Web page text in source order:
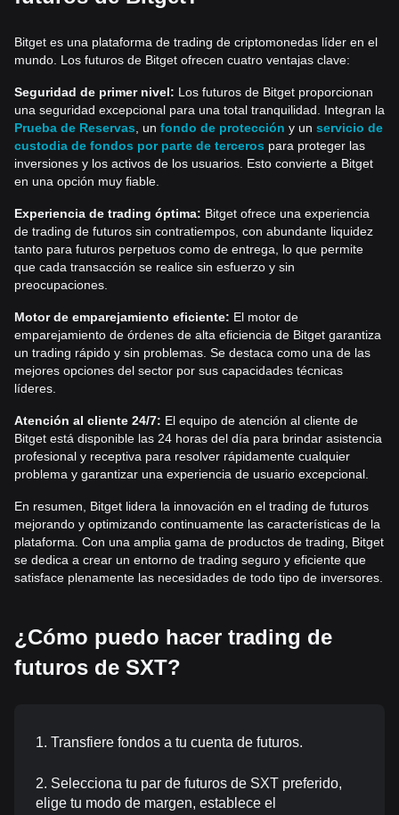
Bitget es una plataforma de trading de criptomonedas líder en el
mundo. Los futuros de Bitget ofrecen cuatro ventajas clave:
Seguridad de primer nivel: Los futuros de Bitget proporcionan
una seguridad excepcional para una total tranquilidad. Integran la
Prueba de Reservas , un fondo de protección y un servicio de
custodia de fondos por parte de terceros para proteger las
inversiones y los activos de los usuarios. Esto convierte a Bitget
en una opción muy fiable.
Experiencia de trading óptima: Bitget ofrece una experiencia
de trading de futuros sin contratiempos, con abundante liquidez
tanto para futuros perpetuos como de entrega, lo que permite
que cada transacción se realice sin esfuerzo y sin
preocupaciones.
Motor de emparejamiento eficiente: El motor de
emparejamiento de órdenes de alta eficiencia de Bitget garantiza
un trading rápido y sin problemas. Se destaca como una de las
mejores opciones del sector por sus capacidades técnicas
líderes.
Atención al cliente 24/7: El equipo de atención al cliente de
Bitget está disponible las 24 horas del día para brindar asistencia
profesional y receptiva para resolver rápidamente cualquier
problema y garantizar una experiencia de usuario excepcional.
En resumen, Bitget lidera la innovación en el trading de futuros
mejorando y optimizando continuamente las características de la
plataforma. Con una amplia gama de productos de trading, Bitget
se dedica a crear un entorno de trading seguro y eficiente que
satisface plenamente las necesidades de todo tipo de inversores.
¿Cómo puedo hacer trading de
futuros de SXT?
1. Transfiere fondos a tu cuenta de futuros.
2. Selecciona tu par de futuros de SXT preferido,
elige tu modo de margen, establece el